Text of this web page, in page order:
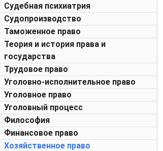
Судебная психиатрия
Судопроизводство
Таможенное право
Теория и история права и
государства
Трудовое право
Уголовно-исполнительное право
Уголовное право
Уголовный процесс
Философия
Финансовое право
Хозяйственное право